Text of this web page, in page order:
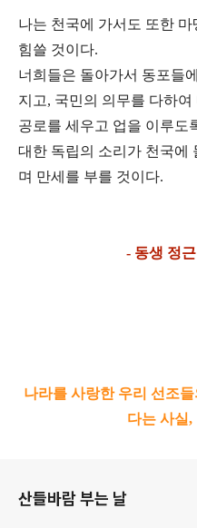
나는 천국에 가서도 또한
힘쓸 것이다.
너희들은 돌아가서 동포들
지고, 국민의 의무를 다하
공 로를 세우고 업을 이루도
대한 독립의 소리가 천국에
며 만세를 부를 것이다.
- 동생 정
나라를 사랑한 우리 선조
다는 사실,
산들바람 부는 날